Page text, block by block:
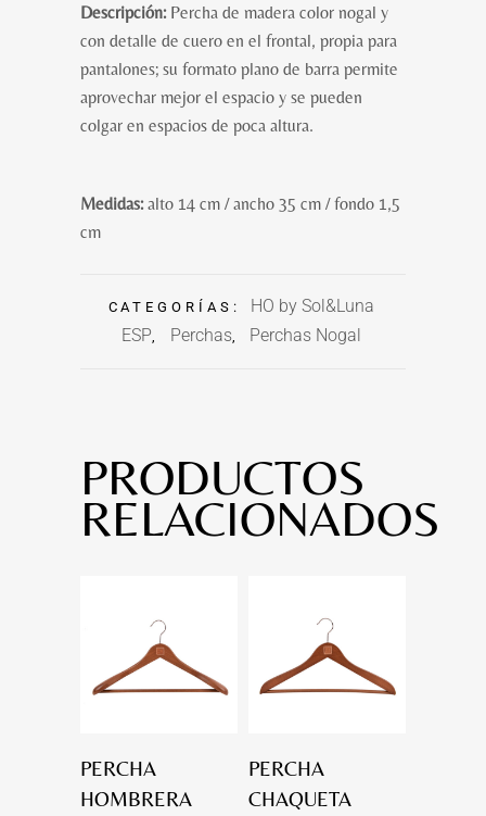
Descripción:Percha de madera color nogal y
con detalle de cuero en el frontal, propia para
pantalones; su formato plano de barra permite
aprovechar mejor el espacio y se pueden
colgar en espacios de poca altura.
Medidas:alto 14 cm / ancho 35 cm / fondo 1,5
cm
CATEGORÍAS:
HO by Sol&Luna
ESP
Perchas, Perchas Nogal
PRODUCTOS
RELACIONADOS
PERCHA
HOMBRERA
PERCHA
CHAQUETA